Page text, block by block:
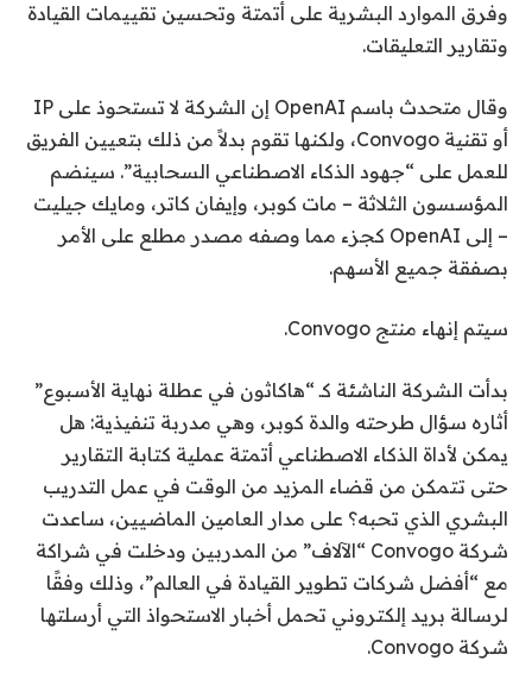
وفرق الموارد البشرية على أتمتة وتحسين تقييمات القيادة
وتقارير التعليقات.
وقال متحدث باسم OpenAI إن الشركة لا تستحوذ على IP
أو تقنية Convogo، ولكنها تقوم بدلاً من ذلك بتعيين الفريق
للعمل على “جهود الذكاء الاصطناعي السحابية”. سينضم
المؤسسون الثلاثة – مات كوبر، وإيفان كاتر، ومايك جيليت
– إلى OpenAI كجزء مما وصفه مصدر مطلع على الأمر
بصفقة جميع الأسهم.
سيتم إنهاء منتج Convogo.
بدأت الشركة الناشئة كـ “هاكاثون في عطلة نهاية الأسبوع”
أثاره سؤال طرحته والدة كوبر، وهي مدربة تنفيذية: هل
يمكن لأداة الذكاء الاصطناعي أتمتة عملية كتابة التقارير
حتى تتمكن من قضاء المزيد من الوقت في عمل التدريب
البشري الذي تحبه؟ على مدار العامين الماضيين، ساعدت
شركة Convogo “الآلاف” من المدربين ودخلت في شراكة
مع “أفضل شركات تطوير القيادة في العالم”، وذلك وفقًا
لرسالة بريد إلكتروني تحمل أخبار الاستحواذ التي أرسلتها
شركة Convogo.